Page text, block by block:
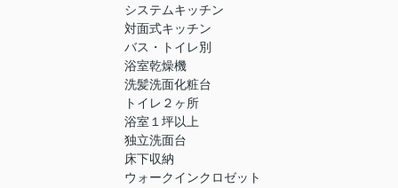
システムキッチン
対面式キッチン
バス・トイレ別
浴室乾燥機
洗髪洗面化粧台
トイレ２ヶ所
浴室１坪以上
独立洗面台
床下収納
ウォークインクロゼット